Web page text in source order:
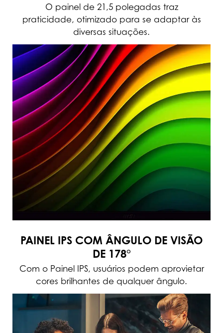
O painel de 21,5 polegadas traz
praticidade, otimizado para se adaptar às
diversas situações.
PAINEL IPS COM ÂNGULO DE VISÃO
DE 178°
Com o Painel IPS, usuários podem aprovietar
cores brilhantes de qualquer ângulo.